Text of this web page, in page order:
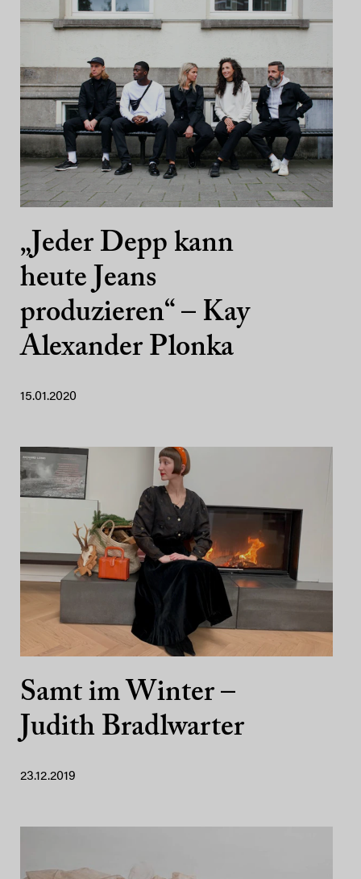
„Jeder Depp kann
heute Jeans
produzieren“ – Kay
Alexander Plonka
15.01.2020
Samt im Winter –
Judith Bradlwarter
23.12.2019